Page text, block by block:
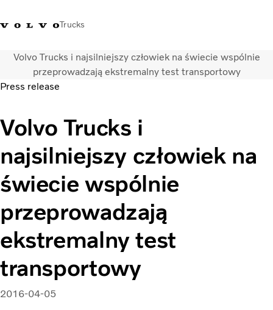
Trucks
+48 22 383 45 00 Sklep Volvo TrucksZaloguj sięPolska
Samochody ciężarowe
Usługi
Wyszukiwarka dealerów
Aktualności
O nas
Volvo Truck Builder
Kontakt
Volvo Trucks i najsilniejszy człowiek na świecie wspólnie
przeprowadzają ekstremalny test transportowy
Press release
Volvo Trucks i
najsilniejszy człowiek na
świecie wspólnie
przeprowadzają
ekstremalny test
transportowy
2016-04-05